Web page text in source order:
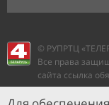
© РУПРТЦ
Все права
сайта ссылка